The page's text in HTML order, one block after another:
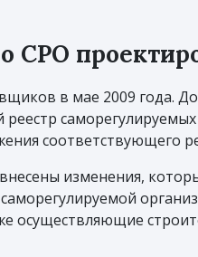
СРО
в мае 2009 года.
соответствующего
изменения,
осуществляющие